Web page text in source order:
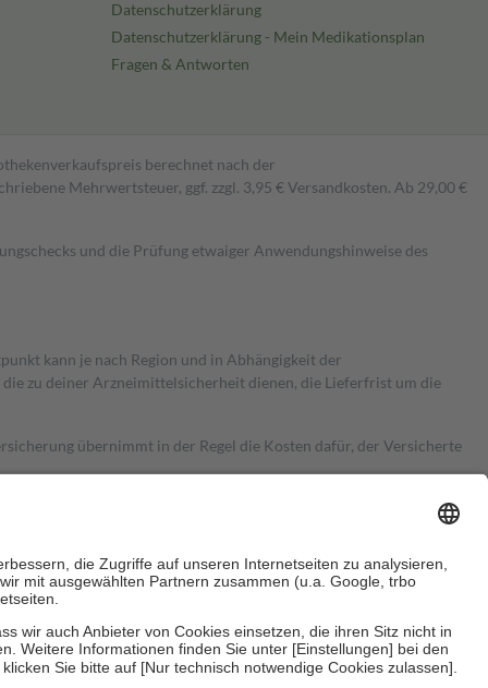
Datenschutzerklärung
Datenschutzerklärung - Mein Medikationsplan
Fragen & Antworten
berechnet nach der
Mehrwertsteuer, ggf. zzgl. 3,95 € Versandkosten. Ab 29,00 €
und die Prüfung etwaiger Anwendungshinweise des
kann je nach Region und in Abhängigkeit der
zu deiner Arzneimittelsicherheit dienen, die Lieferfrist um die
übernimmt in der Regel die Kosten dafür, der Versicherte
Zuzahlungenan bei: